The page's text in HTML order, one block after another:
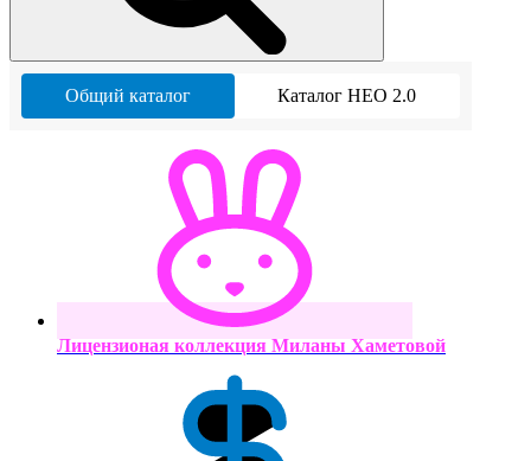
Общий каталог Каталог НЕО 2.0
Лицензионая коллекция Миланы Хаметовой